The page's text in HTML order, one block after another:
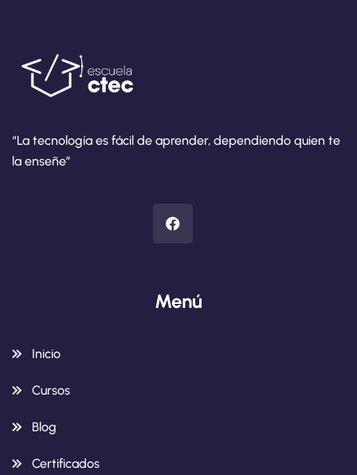
“La tecnología es fácil de aprender, dependiendo quien te
la enseñe”
Menú
Inicio
Cursos
Blog
Certificados